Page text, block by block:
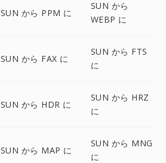
SUN から PPM に
SUN から
WEBP に
SUN から FAX に
SUN から FTS
に
SUN から HDR に
SUN から HRZ
に
SUN から MAP に
SUN から MNG
に